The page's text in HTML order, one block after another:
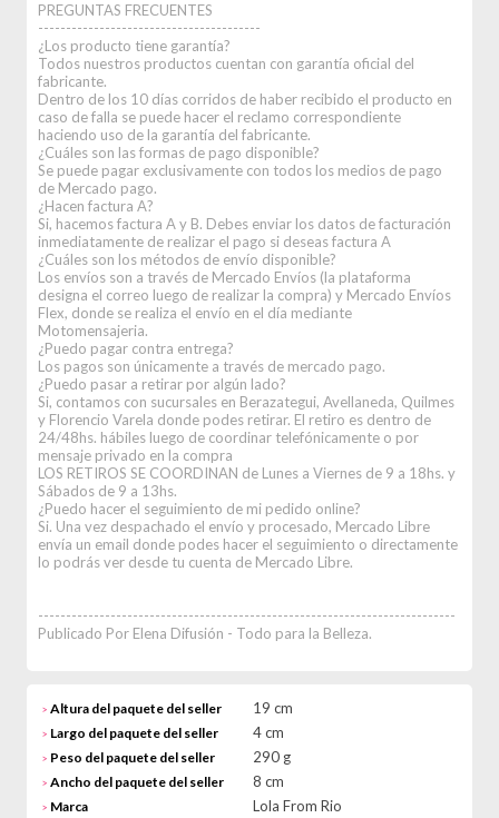
PREGUNTAS FRECUENTES
----------------------------------------
¿Los producto tiene garantía?
Todos nuestros productos cuentan con garantía oficial del
fabricante.
Dentro de los 10 días corridos de haber recibido el producto en
caso de falla se puede hacer el reclamo correspondiente
haciendo uso de la garantía del fabricante.
¿Cuáles son las formas de pago disponible?
Se puede pagar exclusivamente con todos los medios de pago
de Mercado pago.
¿Hacen factura A?
Si, hacemos factura A y B. Debes enviar los datos de facturación
inmediatamente de realizar el pago si deseas factura A
¿Cuáles son los métodos de envío disponible?
Los envíos son a través de Mercado Envíos (la plataforma
designa el correo luego de realizar la compra) y Mercado Envíos
Flex, donde se realiza el envío en el día mediante
Motomensajeria.
¿Puedo pagar contra entrega?
Los pagos son únicamente a través de mercado pago.
¿Puedo pasar a retirar por algún lado?
Si, contamos con sucursales en Berazategui, Avellaneda, Quilmes
y Florencio Varela donde podes retirar. El retiro es dentro de
24/48hs. hábiles luego de coordinar telefónicamente o por
mensaje privado en la compra
LOS RETIROS SE COORDINAN de Lunes a Viernes de 9 a 18hs. y
Sábados de 9 a 13hs.
¿Puedo hacer el seguimiento de mi pedido online?
Si. Una vez despachado el envío y procesado, Mercado Libre
envía un email donde podes hacer el seguimiento o directamente
lo podrás ver desde tu cuenta de Mercado Libre.
---------------------------------------------------------------------------
Publicado Por Elena Difusión - Todo para la Belleza.
> Altura del paquete del seller 19 cm
> Largo del paquete del seller 4 cm
> Peso del paquete del seller 290 g
> Ancho del paquete del seller 8 cm
> Marca Lola From Rio